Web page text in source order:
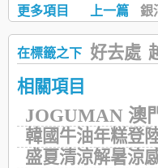
更多項目 上一篇 銀
在標籤之下 好去處
相關項目
JOGUMAN 澳
韓國牛油年糕登
盛夏清涼解暑涼